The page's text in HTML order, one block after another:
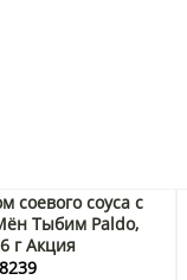
соевого соуса с
Тыбим Paldo,
г Акция